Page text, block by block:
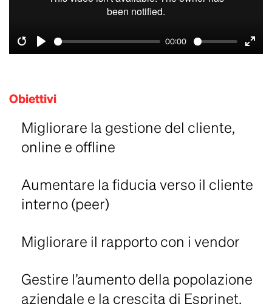
00:00
Obiettivi
Migliorare la gestione del cliente,
online e offline
Aumentare la fiducia verso il cliente
interno (peer)
Migliorare il rapporto con i vendor
Gestire l’aumento della popolazione
aziendale e la crescita di Esprinet,